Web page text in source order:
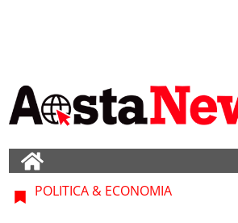
POLITICA & ECONOMIA